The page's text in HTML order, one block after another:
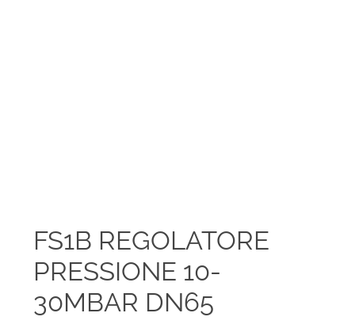
FS1B REGOLATORE
PRESSIONE 10-
30MBAR DN65